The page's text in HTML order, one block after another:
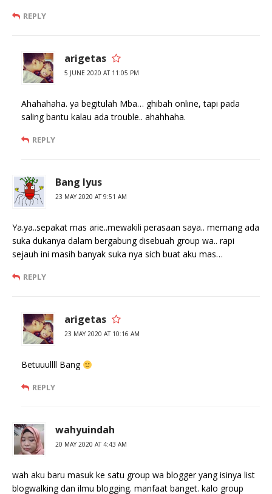
REPLY
arigetas
5 JUNE 2020 AT 11:05 PM
Ahahahaha. ya begitulah Mba… ghibah online, tapi pada
saling bantu kalau ada trouble.. ahahhaha.
REPLY
Bang Iyus
23 MAY 2020 AT 9:51 AM
Ya.ya..sepakat mas arie..mewakili perasaan saya.. memang ada
suka dukanya dalam bergabung disebuah group wa.. rapi
sejauh ini masih banyak suka nya sich buat aku mas…
REPLY
arigetas
23 MAY 2020 AT 10:16 AM
Betuuullll Bang
REPLY
wahyuindah
20 MAY 2020 AT 4:43 AM
wah aku baru masuk ke satu group wa blogger yang isinya list
blogwalking dan ilmu blogging. manfaat banget. kalo group